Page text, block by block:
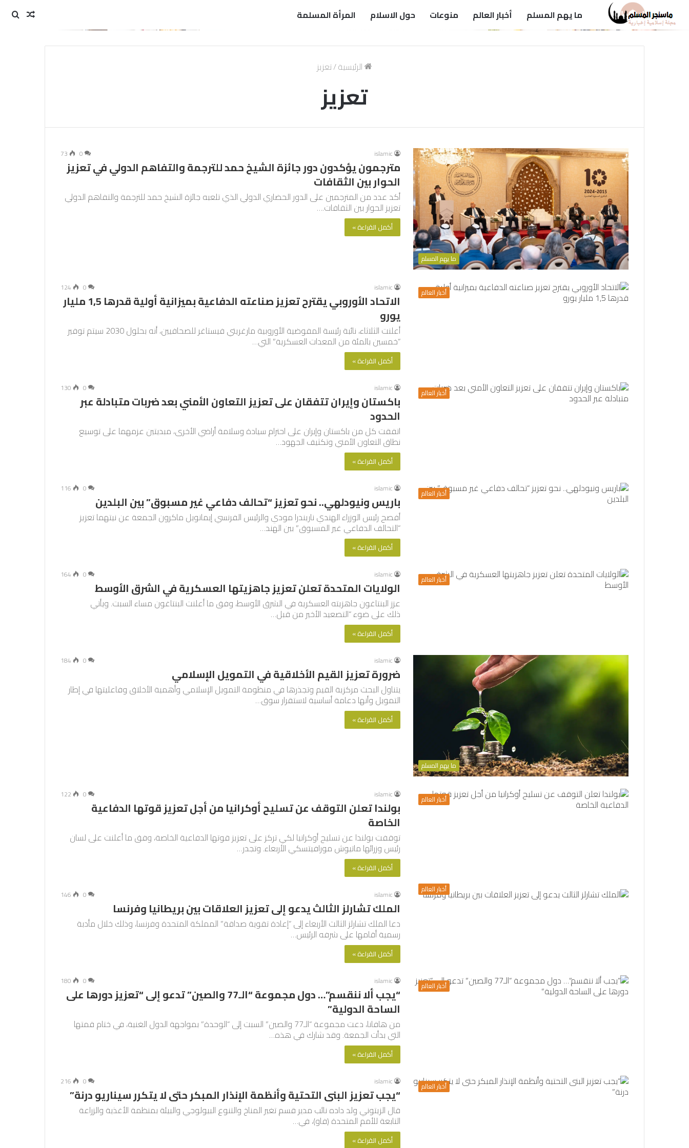
ما يهم المسلم أخبار العالم منوعات حول الاسلام المرأة المسلمة
مقال
الرئيسية/تعزيز
تعزيز
ما يهم المسلم
islamic
0
73
مترجمون يؤكدون دور جائزة الشيخ حمد للترجمة والتفاهم الدولي في تعزيز
الحوار بين الثقافات
أكد عدد من المترجمين على الدور الحضاري الدولي الذي تلعبه جائزة الشيخ حمد للترجمة والتفاهم الدولي
تعزيز الحوار بين الثقافات.…
أكمل القراءة »
أخبار العالم islamic
0
124
الاتحاد الأوروبي يقترح تعزيز صناعته الدفاعية بميزانية أولية قدرها 1,5 مليار
يورو
أعلنت الثلاثاء، نائبة رئيسة المفوضية الأوروبية مارغريتي فيستاغر للصحافيين، أنه بحلول 2030 سيتم توفير
“خمسين بالمئة من المعدات العسكرية” التي…
أكمل القراءة »
أخبار العالم islamic
0
130
باكستان وإيران تتفقان على تعزيز التعاون الأمني بعد ضربات متبادلة عبر
الحدود
اتفقت كل من باكستان وإيران على احترام سيادة وسلامة أراضي الأخرى، مبديتين عزمهما على توسيع
نطاق التعاون الأمني وتكثيف الجهود…
أكمل القراءة »
أخبار العالم islamic
0
116
باريس ونيودلهي.. نحو تعزيز “تحالف دفاعي غير مسبوق” بين البلدين
أفصح رئيس الوزراء الهندي ناريندرا مودي والرئيس الفرنسي إيمانويل ماكرون الجمعة عن نيتهما تعزيز
“التحالف الدفاعي غير المسبوق” بين الهند…
أكمل القراءة »
أخبار العالم islamic
0
164
الولايات المتحدة تعلن تعزيز جاهزيتها العسكرية في الشرق الأوسط
عزز البنتاغون جاهزيته العسكرية في الشرق الأوسط، وفق ما أعلنت البنتاغون مساء السبت. ويأتي
ذلك على ضوء “التصعيد الأخير من قبل…
أكمل القراءة »
ما يهم المسلم
islamic
0
184
ضرورة تعزيز القيم الأخلاقية في التمويل الإسلامي
يتناول البحث مركزية القيم وتجذرها في منظومة التمويل الإسلامي وأهمية الأخلاق وفاعليتها في إطار
التمويل وأنها دعامة أساسية لاستقرار سوق…
أكمل القراءة »
أخبار العالم islamic
0
122
بولندا تعلن التوقف عن تسليح أوكرانيا من أجل تعزيز قوتها الدفاعية
الخاصة
توقفت بولندا عن تسليح أوكرانيا لكي تركز على تعزيز قوتها الدفاعية الخاصة، وفق ما أعلنت على لسان
رئيس وزرائها ماتيوش مورافيتسكي الأربعاء. وتجدر…
أكمل القراءة »
أخبار العالم islamic
0
146
الملك تشارلز الثالث يدعو إلى تعزيز العلاقات بين بريطانيا وفرنسا
دعا الملك تشارلز الثالث الأربعاء إلى “إعادة تقوية صداقة” المملكة المتحدة وفرنسا، وذلك خلال مأدبة
رسمية أقامها على شرفه الرئيس…
أكمل القراءة »
أخبار العالم islamic
0
180
“يجب ألا ننقسم”… دول مجموعة “الـ77 والصين” تدعو إلى “تعزيز دورها على
الساحة الدولية”
من هافانا، دعت مجموعة “الـ77 والصين” السبت إلى “الوحدة” بمواجهة الدول الغنية، في ختام قمتها
التي بدأت الجمعة. وقد شارك في هذه…
أكمل القراءة »
أخبار العالم islamic
0
216
“يجب تعزيز البنى التحتية وأنظمة الإنذار المبكر حتى لا يتكرر سيناريو درنة”
قال الزيتوني ولد داده نائب مدير قسم تغير المناخ والتنوع البيولوجي والبيئة بمنظمة الأغذية والزراعة
التابعة للأمم المتحدة (فاو)، في…
أكمل القراءة »